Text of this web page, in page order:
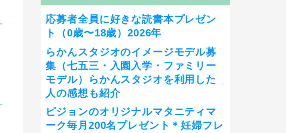
応募者全員に好きな読書本プレゼン
ト（0歳〜18歳）2026年
らかんスタジオのイメージモデル募
集（七五三・入園入学・ファミリー
モデル）らかんスタジオを利用した
人の感想も紹介
ピジョンのオリジナルマタニティマ
ーク毎月200名プレゼント＊妊婦フレ